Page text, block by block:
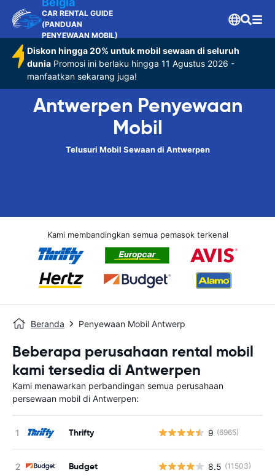
CAR RENTAL GUIDE
(PANDUAN
PENYEWAAN MOBIL)
Diskon hingga 20% untuk mobil sewaan di seluruh
dunia Promosi ini berlaku hingga 11 Agustus 2026 -
manfaatkan sekarang juga!
Antwerpen Penyewaan
Mobil
Telusuri Mobil Sewaan di Antwerpen
Kami membandingkan semua pemasok terkenal
Beranda Penyewaan Mobil Antwerp
Beberapa perusahaan rental mobil
kami tersedia di Antwerpen
Kami menawarkan perbandingan semua perusahaan
persewaan mobil di Antwerpen:
Thrifty 9 (6965)
Budget 8.5 (11503)